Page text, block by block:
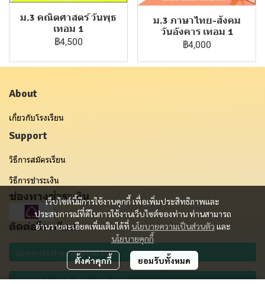
ม.3 คณิตศาสตร์ วันพุธ
เทอม 1
฿4,500
ม.3 ภาษาไทย-สังคม
วันอังคาร เทอม 1
฿4,000
เว็บไซต์นี้มีการใช้งานคุกกี้ เพื่อเพิ่มประสิทธิภาพและ
ประสบการณ์ที่ดีในการใช้งานเว็บไซต์ของท่าน ท่านสามารถ
อ่านรายละเอียดเพิ่มเติมได้ที่ นโยบายความเป็นส่วนตัว และ
นโยบายคุกกี้
ตั้งค่าคุกกี้ ยอมรับทั้งหมด
About
เกี่ยวกับโรงเรียน
Support
วิธีการสมัครเรียน
วิธีการชำระเงิน
ช่องทางชำระเงิน
ติดต่อโรงเรียน